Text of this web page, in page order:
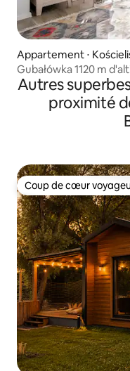
Appartement ⋅
Gubałówka 1120 m
Autres
proximité
Coup de cœur
Coup de cœur